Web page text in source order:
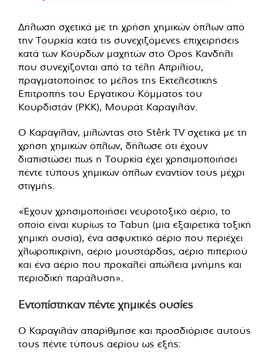
Δήλωση σχετικά με τη χρήση χημικών όπλων από
την Τουρκία κατά τις συνεχιζόμενες επιχειρήσεις
κατά των Κούρδων μαχητών στο Όρος Κανδήλι
που συνεχίζονται από τα τέλη Απριλίου,
πραγματοποίησε το μέλος της Εκτελεστικής
Επιτροπής του Εργατικού Κόμματος του
Κουρδιστάν (PKK), Μουράτ Καραγιλάν.
Ο Καραγιλάν, μιλώντας στο Stêrk TV σχετικά με τη
χρήση χημικών όπλων, δήλωσε ότι έχουν
διαπιστώσει πως η Τουρκία έχει χρησιμοποιήσει
πέντε τύπους χημικών όπλων εναντίον τους μέχρι
στιγμής.
«Έχουν χρησιμοποιήσει νευροτοξικό αέριο, το
οποίο είναι κυρίως το Tabun (μια εξαιρετικά τοξική
χημική ουσία), ένα ασφυκτικό αέριο που περιέχει
χλωροπικρίνη, αέριο μουστάρδας, αέριο πιπεριού
και ένα αέριο που προκαλεί απώλεια μνήμης και
περιοδική παράλυση».
Εντοπίστηκαν πέντε χημικές ουσίες
Ο Καραγιλάν απαρίθμησε και προσδιόρισε αυτούς
τους πέντε τύπους αερίου ως εξής: